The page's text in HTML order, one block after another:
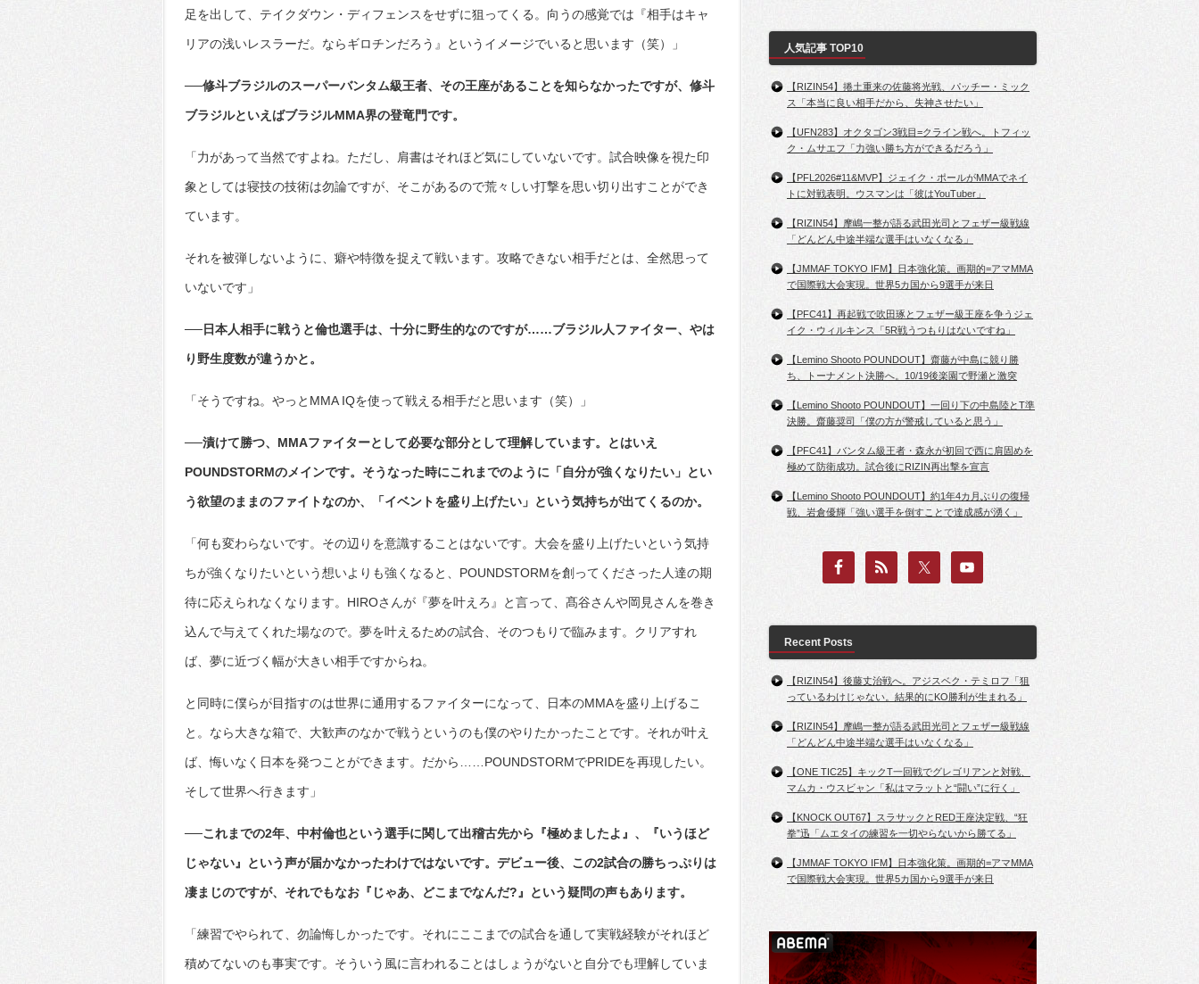
足を出して、テイクダウン・ディフェンスをせずに狙ってくる。向うの感覚では『相手はキャ
リアの浅いレスラーだ。ならギロチンだろう』というイメージでいると思います（笑）」
──修斗ブラジルのスーパーバンタム級王者、その王座があることを知らなかったですが、修斗
ブラジルといえばブラジルMMA界の登竜門です。
「力があって当然ですよね。ただし、肩書はそれほど気にしていないです。試合映像を視た印
象としては寝技の技術は勿論ですが、そこがあるので荒々しい打撃を思い切り出すことができ
ています。
それを被弾しないように、癖や特徴を捉えて戦います。攻略できない相手だとは、全然思って
いないです」
──日本人相手に戦うと倫也選手は、十分に野生的なのですが……ブラジル人ファイター、やは
り野生度数が違うかと。
「そうですね。やっとMMA IQを使って戦える相手だと思います（笑）」
──漬けて勝つ、MMAファイターとして必要な部分として理解しています。とはいえ
POUNDSTORMのメインです。そうなった時にこれまでのように「自分が強くなりたい」とい
う欲望のままのファイトなのか、「イベントを盛り上げたい」という気持ちが出てくるのか。
「何も変わらないです。その辺りを意識することはないです。大会を盛り上げたいという気持
ちが強くなりたいという想いよりも強くなると、POUNDSTORMを創ってくださった人達の期
待に応えられなくなります。HIROさんが『夢を叶えろ』と言って、髙谷さんや岡見さんを巻き
込んで与えてくれた場なので。夢を叶えるための試合、そのつもりで臨みます。クリアすれ
ば、夢に近づく幅が大きい相手ですからね。
と同時に僕らが目指すのは世界に通用するファイターになって、日本のMMAを盛り上げるこ
と。なら大きな箱で、大歓声のなかで戦うというのも僕のやりたかったことです。それが叶え
ば、悔いなく日本を発つことができます。だから……POUNDSTORMでPRIDEを再現したい。
そして世界へ行きます」
──これまでの2年、中村倫也という選手に関して出稽古先から『極めましたよ』、『いうほど
じゃない』という声が届かなかったわけではないです。デビュー後、この2試合の勝ちっぷりは
凄まじのですが、それでもなお『じゃあ、どこまでなんだ?』という疑問の声もあります。
「練習でやられて、勿論悔しかったです。それにここまでの試合を通して実戦経験がそれほど
積めてないのも事実です。そういう風に言われることはしょうがないと自分でも理解していま
人気記事 TOP10
【RIZIN54】捲土重来の佐藤将光戦、パッチー・ミック
ス「本当に良い相手だから、失神させたい」
【UFN283】オクタゴン3戦目=クライン戦へ。トフィッ
ク・ムサエフ「力強い勝ち方ができるだろう」
【PFL2026#11&MVP】ジェイク・ポールがMMAでネイ
トに対戦表明。ウスマンは「彼はYouTuber」
【RIZIN54】摩嶋一整が語る武田光司とフェザー級戦線
「どんどん中途半端な選手はいなくなる」
【JMMAF TOKYO IFM】日本強化策。画期的=アマMMA
で国際戦大会実現。世界5カ国から9選手が来日
【PFC41】再起戦で吹田琢とフェザー級王座を争うジェ
イク・ウィルキンス「5R戦うつもりはないですね」
【Lemino Shooto POUNDOUT】齋藤が中島に競り勝
ち、トーナメント決勝へ。10/19後楽園で野瀬と激突
【Lemino Shooto POUNDOUT】一回り下の中島陸とT準
決勝。齋藤奨司「僕の方が警戒していると思う」
【PFC41】バンタム級王者・森永が初回で西に肩固めを
極めて防衛成功。試合後にRIZIN再出撃を宣言
【Lemino Shooto POUNDOUT】約1年4カ月ぶりの復帰
戦、岩倉優輝「強い選手を倒すことで達成感が湧く」
Recent Posts
【RIZIN54】後藤丈治戦へ。アジスベク・テミロフ「狙
っているわけじゃない。結果的にKO勝利が生まれる」
【RIZIN54】摩嶋一整が語る武田光司とフェザー級戦線
「どんどん中途半端な選手はいなくなる」
【ONE TIC25】キックT一回戦でグレゴリアンと対戦、
マムカ・ウスビャン「私はマラットと“闘い”に行く」
【KNOCK OUT67】スラサックとRED王座決定戦、“狂
拳”迅「ムエタイの練習を一切やらないから勝てる」
【JMMAF TOKYO IFM】日本強化策。画期的=アマMMA
で国際戦大会実現。世界5カ国から9選手が来日